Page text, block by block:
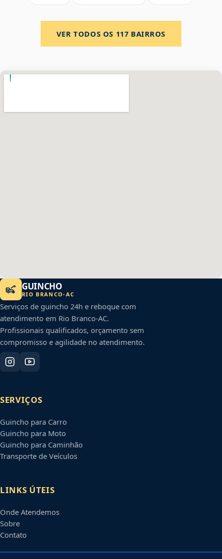
VER TODOS OS 117 BAIRROS
GUINCHO
RIO BRANCO-AC
Serviços de guincho 24h e reboque com
atendimento em Rio Branco-AC.
Profissionais qualificados, orçamento sem
compromisso e agilidade no atendimento.
SERVIÇOS
Guincho para Carro
Guincho para Moto
Guincho para Caminhão
Transporte de Veículos
LINKS ÚTEIS
Onde Atendemos
Sobre
Contato